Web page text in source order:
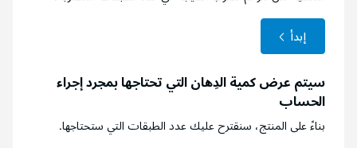
إبدأ
سيتم عرض كمية الدِهان التي تحتاجها بمجرد إجراء
الحساب
بناءً على المنتج، سنقترح عليك عدد الطبقات التي ستحتاجها.